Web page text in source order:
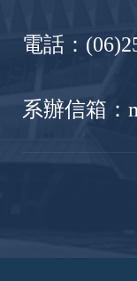
電話：
系辦信箱：